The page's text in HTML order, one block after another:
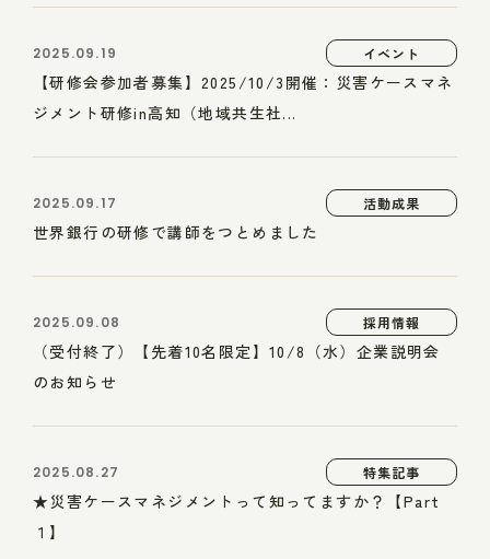
2025.09.19 イベント
【研修会参加者募集】2025/10/3開催：災害ケースマネ
ジメント研修in高知（地域共生社...
2025.09.17 活動成果
世界銀行の研修で講師をつとめました
2025.09.08 採用情報
（受付終了）【先着10名限定】10/8（水）企業説明会
のお知らせ
2025.08.27 特集記事
★災害ケースマネジメントって知ってますか？【Part
１】